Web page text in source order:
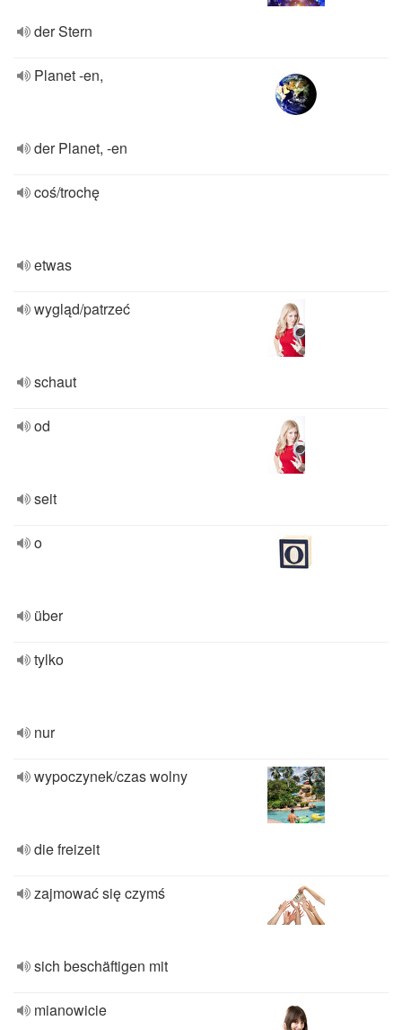
der Stern
Planet -en,
der Planet, -en
coś/trochę
etwas
wygląd/patrzeć
schaut
od
seit
o
über
tylko
nur
wypoczynek/czas wolny
die freizeit
zajmować się czymś
sich beschäftigen mit
mianowicie